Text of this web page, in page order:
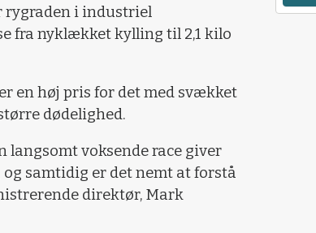
rygraden i industriel
fra nyklækket kylling til 2,1 kilo
en høj pris for det med svækket
dødelighed.
langsomt voksende race giver
samtidig er det nemt at forstå
direktør, Mark